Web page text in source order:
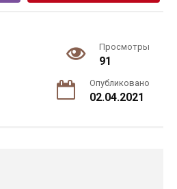
Просмотры
91
Опубликовано
02.04.2021